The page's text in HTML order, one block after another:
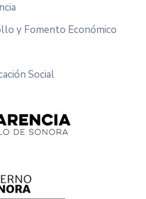
y Fomento Económico
Social